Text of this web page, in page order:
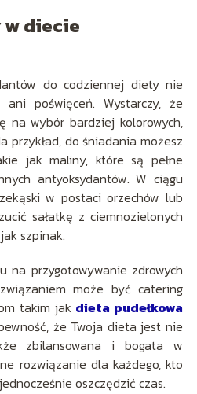
diecie
do codziennej diety nie
poświęceń. Wystarczy, że
na wybór bardziej kolorowych,
przykład, do śniadania możesz
jak maliny, które są pełne
antyoksydantów. W ciągu
w postaci orzechów lub
sałatkę z ciemnozielonych
szpinak.
na przygotowywanie zdrowych
może być catering
takim jak dieta pudełkowa
że Twoja dieta jest nie
zbilansowana i bogata w
rozwiązanie dla każdego, kto
oszczędzić czas.